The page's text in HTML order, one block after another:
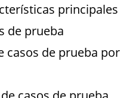
principales
de prueba
casos de prueba por